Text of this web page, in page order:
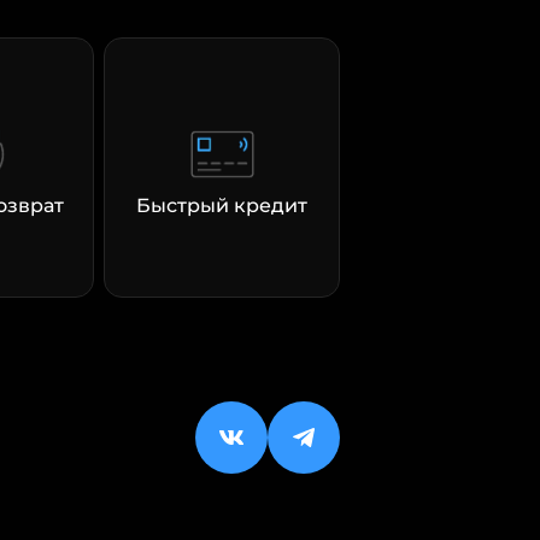
Быстрый кредит